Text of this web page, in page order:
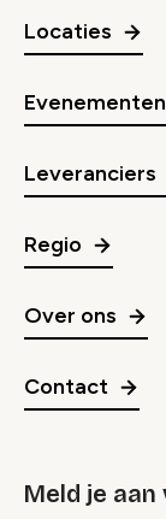
Locaties
Evenementen
Leveranciers
Regio
Over ons
Contact
Meld je